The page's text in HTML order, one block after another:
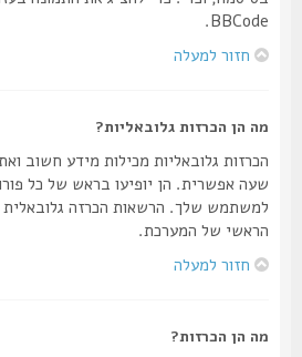
BBCode.
חזור למעלה
מה הן הכרזות גלובאליות?
הכרזות גלובאליות מכילות מידע חשוב ואתה
שעה אפשרית. הן יופיעו בראש של כל פורום
למשתמש שלך. הרשאות הכרזה גלובאלית
הראשי של המערכת.
חזור למעלה
מה הן הכרזות?